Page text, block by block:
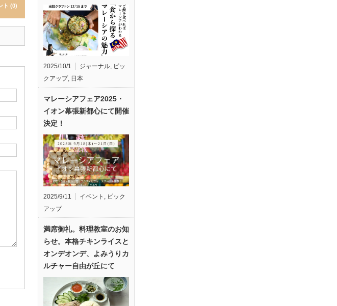
ト (0)
2025/10/1 ジャーナル, ピッ
クアップ, 日本
マレーシアフェア2025・
イオン幕張新都心にて開催
決定！
2025/9/11 イベント , ピック
アップ
満席御礼。料理教室のお知
らせ。本格チキンライスと
オンデオンデ、よみうりカ
ルチャー自由が丘にて